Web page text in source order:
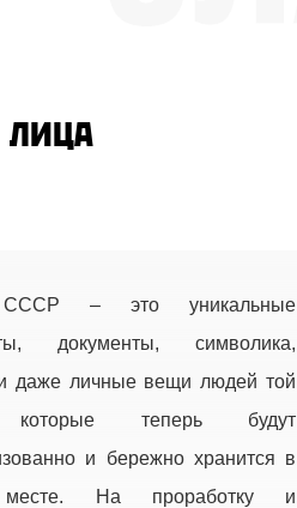
лица
– это уникальные
документы, символика,
даже личные вещи людей той
которые теперь будут
и бережно хранится в
На проработку и